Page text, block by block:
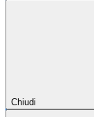
Chiudi